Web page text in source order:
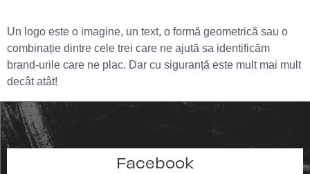
Un logo este o imagine, un text, o formă geometrică sau o
combinație dintre cele trei care ne ajută sa identificăm
brand-urile care ne plac. Dar cu siguranță este mult mai mult
decât atât!
Facebook